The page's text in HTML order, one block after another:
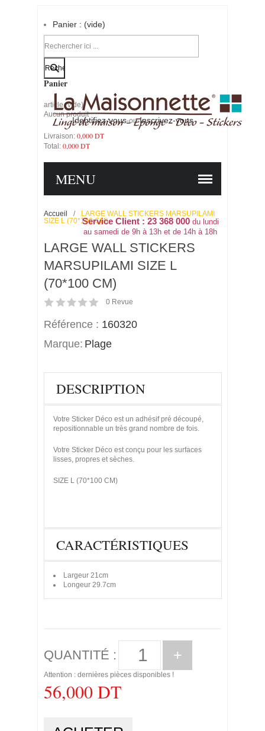
Identifiez-vous-ou-Inscrivez-vous
Panier : (vide)
Votre compte
Panier
article (vide)
Aucun produit
Livraison: 0,000 DT
Total: 0,000 DT
Service Client : 23 368 000du lundi
au samedi de 9h à 13h et de 14h à 18h
MENU
Accueil /
LARGE WALL STICKERS MARSUPILAMI
SIZE L (70*100 CM)
LARGE WALL STICKERS
MARSUPILAMI SIZE L
(70*100 CM)
0 Revue
Référence : 160320
Marque: Plage
DESCRIPTION
Votre Sticker Déco est un adhésif pré découpé,
repositionnable un très grand nombre de fois.
Votre Sticker Déco est conçu pour les surfaces
lisses, propres et sèches.
SIZE L (70*100 CM)
CARACTÉRISTIQUES
Largeur 21cm
Longeur 29.7cm
QUANTITÉ : +
Attention : dernières pièces disponibles !
56,000 DT